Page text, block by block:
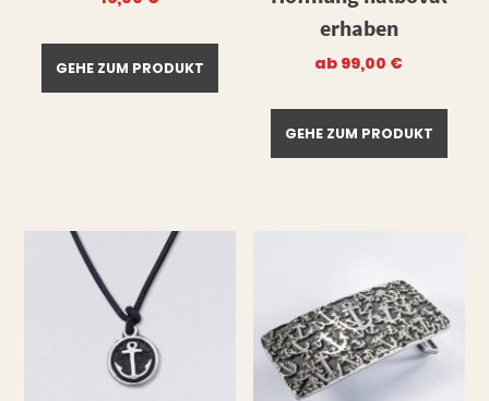
GEHE ZUM PRODUKT
erhaben
ab 99,00 €
GEHE ZUM PRODUKT